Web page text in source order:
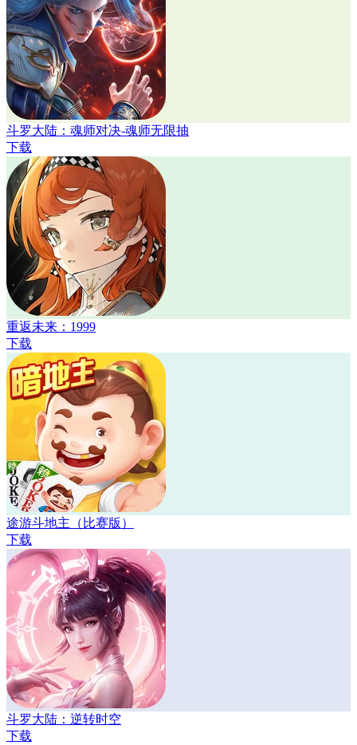
斗罗大陆：魂师对决-魂师无限抽
下载
重返未来：1999
下载
途游斗地主（比赛版）
下载
斗罗大陆：逆转时空
下载